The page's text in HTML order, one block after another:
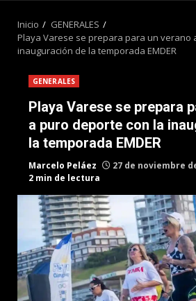
Inicio
GENERALES
Playa Varese se prepara para un verano
inauguración de la temporada EMDER
GENERALES
Playa Varese se prepara
a puro deporte con la
la temporada EMDER
Marcelo Peláez
27 de noviembre
2 min de lectura